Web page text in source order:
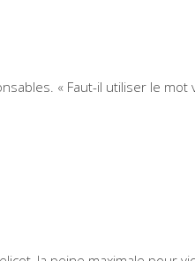
« Faut-il utiliser le